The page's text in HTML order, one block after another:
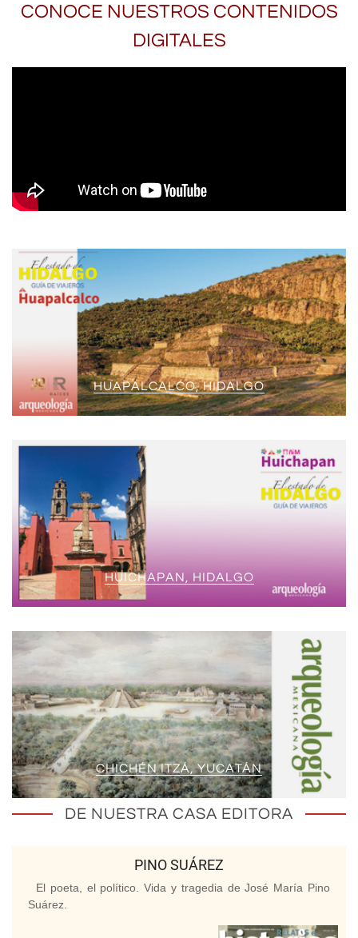
CONOCE NUESTROS CONTENIDOS
DIGITALES
HUAPALCALCO, HIDALGO
HUICHAPAN, HIDALGO
CHICHÉN ITZÁ, YUCATÁN
DE NUESTRA CASA EDITORA
PINO SUÁREZ
El poeta, el político. Vida y tragedia de José María Pino
Suárez.